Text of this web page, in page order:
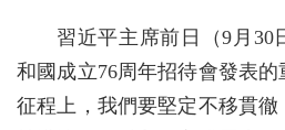
習近平主席前日（9月30
和國成立76周年招待會發表
征程上，我們要堅定不移貫